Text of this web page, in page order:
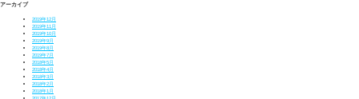
アーカイブ
2019年12月
2019年11月
2019年10月
2019年9月
2019年8月
2019年7月
2018年5月
2018年4月
2018年3月
2018年2月
2018年1月
2017年12月